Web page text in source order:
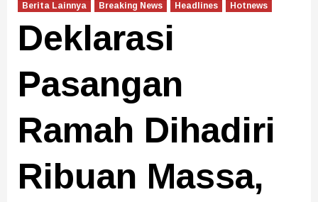
Berita Lainnya Breaking News Headlines Hotnews
Deklarasi
Pasangan
Ramah Dihadiri
Ribuan Massa,